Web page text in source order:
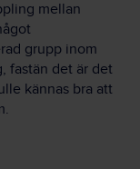
mellan
grupp inom
fastän det är det
kännas bra att